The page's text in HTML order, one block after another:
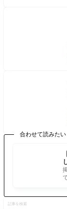
合わせて読みたい